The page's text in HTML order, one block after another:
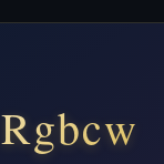
Rgbcw